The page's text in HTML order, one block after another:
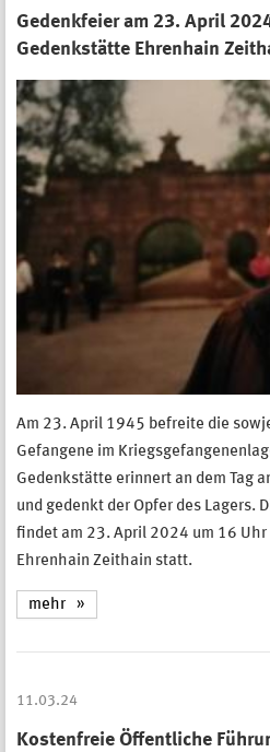
Gedenkfeier am 23. April
Gedenkstätte Ehrenhain
Am 23. April 1945 befreite die
Gefangene im
Gedenkstätte erinnert an dem Tag
und gedenkt der Opfer des Lagers.
findet am 23. April 2024 um 16 Uhr
Ehrenhain Zeithain statt.
mehr
11.03.24
Kostenfreie Öffentliche